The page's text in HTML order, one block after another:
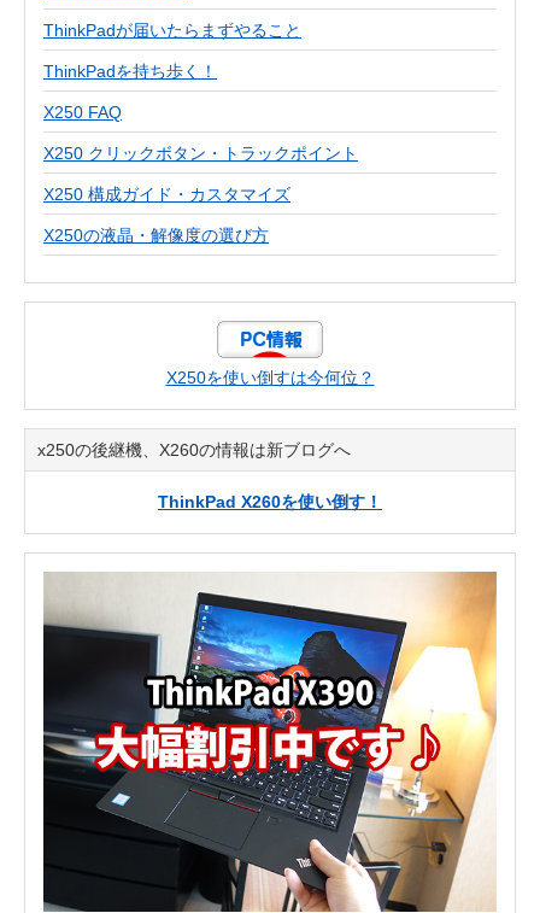
ThinkPadが届いたらまずやること
ThinkPadを持ち歩く！
X250 FAQ
X250 クリックボタン・トラックポイント
X250 構成ガイド・カスタマイズ
X250の液晶・解像度の選び方
X250を使い倒すは今何位？
x250の後継機、X260の情報は新ブログへ
ThinkPad X260を使い倒す！